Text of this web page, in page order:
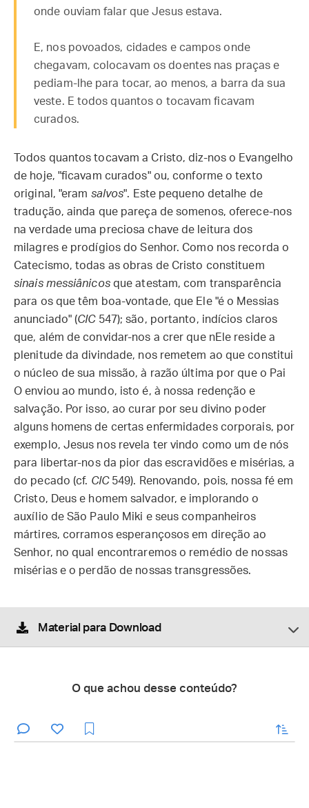
onde ouviam falar que Jesus estava.
E, nos povoados, cidades e campos onde
chegavam, colocavam os doentes nas praças e
pediam-lhe para tocar, ao menos, a barra da sua
veste. E todos quantos o tocavam ficavam
curados.
Todos quantos tocavam a Cristo, diz-nos o Evangelho
de hoje, "ficavam curados" ou, conforme o texto
original, "eram salvos". Este pequeno detalhe de
tradução, ainda que pareça de somenos, oferece-nos
na verdade uma preciosa chave de leitura dos
milagres e prodígios do Senhor. Como nos recorda o
Catecismo, todas as obras de Cristo constituem
sinais messiânicosque atestam, com transparência
para os que têm boa-vontade, que Ele "é o Messias
anunciado" (CIC547); são, portanto, indícios claros
que, além de convidar-nos a crer que nEle reside a
plenitude da divindade, nos remetem ao que constitui
o núcleo de sua missão, à razão última por que o Pai
O enviou ao mundo, isto é, à nossa redenção e
salvação. Por isso, ao curar por seu divino poder
alguns homens de certas enfermidades corporais, por
exemplo, Jesus nos revela ter vindo como um de nós
para libertar-nos da pior das escravidões e misérias, a
do pecado (cf. CIC549). Renovando, pois, nossa fé em
Cristo, Deus e homem salvador, e implorando o
auxílio de São Paulo Miki e seus companheiros
mártires, corramos esperançosos em direção ao
Senhor, no qual encontraremos o remédio de nossas
misérias e o perdão de nossas transgressões.
Material para Download
O que achou desse conteúdo?
enviar